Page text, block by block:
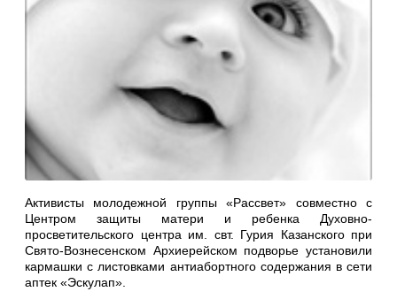
Активисты молодежной группы «Рассвет» совместно с
Центром защиты матери и ребенка Духовно-
просветительского центра им. свт. Гурия Казанского при
Свято-Вознесенском Архиерейском подворье установили
кармашки с листовками антиабортного содержания в сети
аптек «Эскулап».